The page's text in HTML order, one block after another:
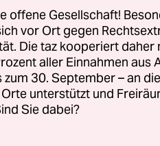
Deutsche beteiligt
schwer verletzten
liegt. Einer der
Freunden
offene Gesellschaft!
vor Ort gegen
Die taz kooperiert daher
aller Einnahmen aus
zum 30. September – an
unterstützt und
Sie dabei?